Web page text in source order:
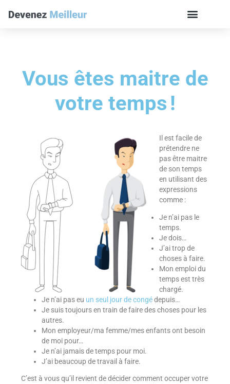
Vous êtes maitre de
votre temps !
Il est facile de
prétendre ne
pas être maitre
de son temps
en utilisant des
expressions
comme :
Je n’ai pas le
temps.
Je dois…
J’ai trop de
choses à faire.
Mon emploi du
temps est très
chargé.
Je n’ai pas eu un seul jour de congédepuis…
Je suis toujours en train de faire des choses pour les
autres.
Mon employeur/ma femme/mes enfants ont besoin
de moi pour…
Je n’ai jamais de temps pour moi.
J’ai beaucoup de travail à faire.
C’est à vous qu’il revient de décider comment occuper votre